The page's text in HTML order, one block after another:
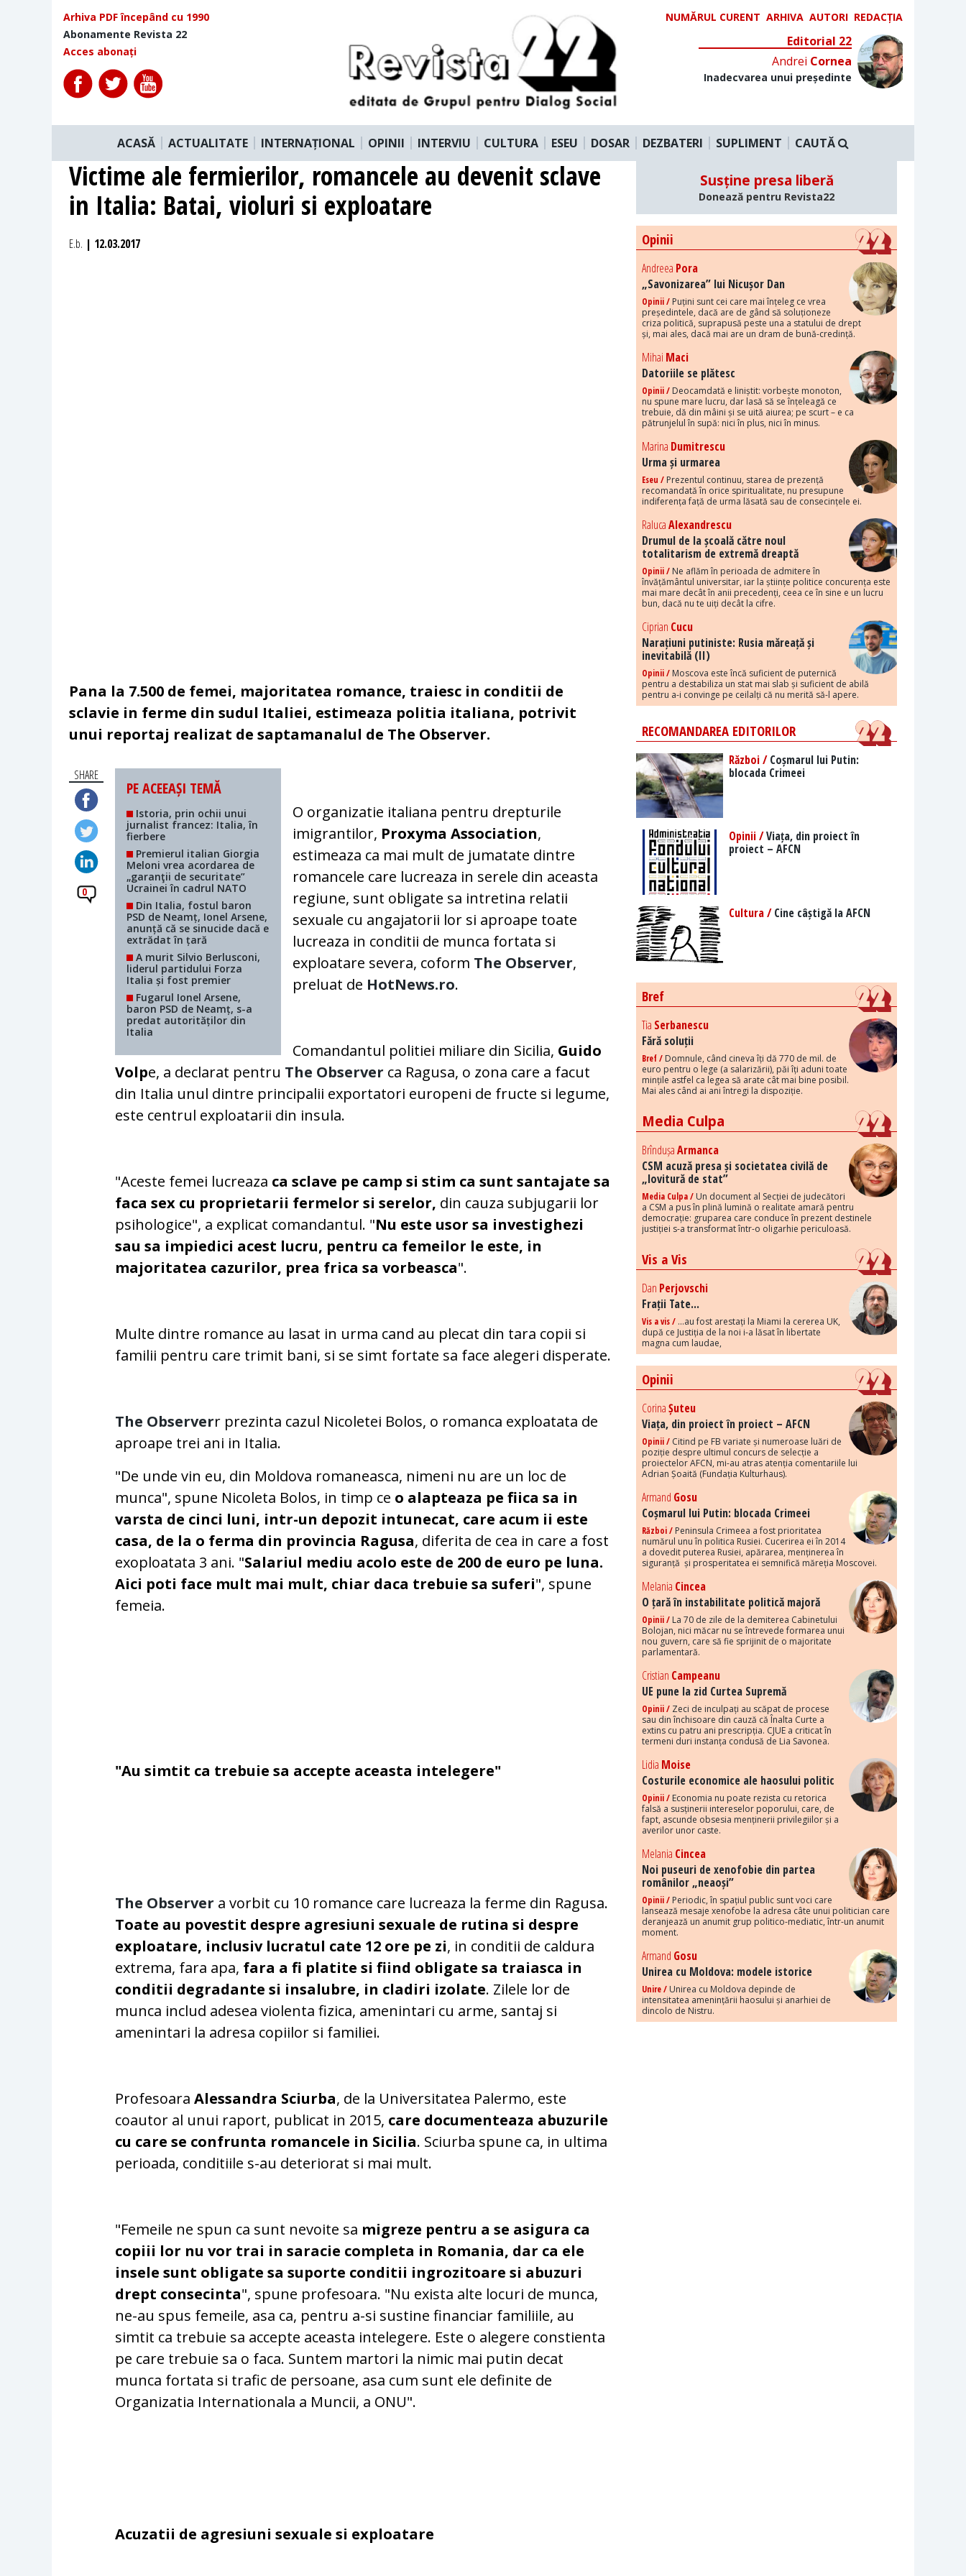
Arhiva PDF începând cu 1990
Abonamente Revista 22
Acces abonați
NUMĂRUL CURENT ARHIVA AUTORI REDACȚIA
Editorial 22
Andrei Cornea
Inadecvarea unui președinte
ACASĂ ACTUALITATE INTERNAȚIONAL OPINII INTERVIU CULTURA ESEU DOSAR DEZBATERI SUPLIMENT CAUTĂ
Victime ale fermierilor, romancele au devenit sclave
in Italia: Batai, violuri si exploatare
E.b. | 12.03.2017
Pana la 7.500 de femei, majoritatea romance, traiesc in conditii de
sclavie in ferme din sudul Italiei, estimeaza politia italiana, potrivit
unui reportaj realizat de saptamanalul de The Observer.
SHARE
0
PE ACEEAȘI TEMĂ
Istoria, prin ochii unui
jurnalist francez: Italia, în
fierbere
Premierul italian Giorgia
Meloni vrea acordarea de
„garanţii de securitate”
Ucrainei în cadrul NATO
Din Italia, fostul baron
PSD de Neamț, Ionel Arsene,
anunță că se sinucide dacă e
extrădat în țară
A murit Silvio Berlusconi,
liderul partidului Forza
Italia și fost premier
Fugarul Ionel Arsene,
baron PSD de Neamț, s-a
predat autorităților din
Italia
O organizatie italiana pentru drepturile
imigrantilor, Proxyma Association,
estimeaza ca mai mult de jumatate dintre
romancele care lucreaza in serele din aceasta
regiune, sunt obligate sa intretina relatii
sexuale cu angajatorii lor si aproape toate
lucreaza in conditii de munca fortata si
exploatare severa, coform The Observer,
preluat de HotNews.ro.
Comandantul politiei miliare din Sicilia, Guido
Volpe, a declarat pentru The Observer ca Ragusa, o zona care a facut
din Italia unul dintre principalii exportatori europeni de fructe si legume,
este centrul exploatarii din insula.
"Aceste femei lucreaza ca sclave pe camp si stim ca sunt santajate sa
faca sex cu proprietarii fermelor si serelor, din cauza subjugarii lor
psihologice", a explicat comandantul. "Nu este usor sa investighezi
sau sa impiedici acest lucru, pentru ca femeilor le este, in
majoritatea cazurilor, prea frica sa vorbeasca".
Multe dintre romance au lasat in urma cand au plecat din tara copii si
familii pentru care trimit bani, si se simt fortate sa face alegeri disperate.
The Observerr prezinta cazul Nicoletei Bolos, o romanca exploatata de
aproape trei ani in Italia.
"De unde vin eu, din Moldova romaneasca, nimeni nu are un loc de
munca", spune Nicoleta Bolos, in timp ce o alapteaza pe fiica sa in
varsta de cinci luni, intr-un depozit intunecat, care acum ii este
casa, de la o ferma din provincia Ragusa, diferita de cea in care a fost
exoploatata 3 ani. "Salariul mediu acolo este de 200 de euro pe luna.
Aici poti face mult mai mult, chiar daca trebuie sa suferi", spune
femeia.
"Au simtit ca trebuie sa accepte aceasta intelegere"
The Observer a vorbit cu 10 romance care lucreaza la ferme din Ragusa.
Toate au povestit despre agresiuni sexuale de rutina si despre
exploatare, inclusiv lucratul cate 12 ore pe zi, in conditii de caldura
extrema, fara apa, fara a fi platite si fiind obligate sa traiasca in
conditii degradante si insalubre, in cladiri izolate. Zilele lor de
munca includ adesea violenta fizica, amenintari cu arme, santaj si
amenintari la adresa copiilor si familiei.
ProfesoaraAlessandra Sciurba, de la Universitatea Palermo, este
coautor al unui raport, publicat in 2015, care documenteaza abuzurile
cu care se confrunta romancele in Sicilia. Sciurba spune ca, in ultima
perioada, conditiile s-au deteriorat si mai mult.
"Femeile ne spun ca sunt nevoite sa migreze pentru a se asigura ca
copiii lor nu vor trai in saracie completa in Romania, dar ca ele
insele sunt obligate sa suporte conditii ingrozitoare si abuzuri
drept consecinta", spune profesoara. "Nu exista alte locuri de munca,
ne-au spus femeile, asa ca, pentru a-si sustine financiar familiile, au
simtit ca trebuie sa accepte aceasta intelegere. Este o alegere constienta
pe care trebuie sa o faca. Suntem martori la nimic mai putin decat
munca fortata si trafic de persoane, asa cum sunt ele definite de
Organizatia Internationala a Muncii, a ONU".
Acuzatii de agresiuni sexuale si exploatare
Susține presa liberă
Donează pentru Revista22
Opinii
Andreea Pora
„Savonizarea” lui Nicușor Dan
Opinii / Puțini sunt cei care mai înțeleg ce vrea
președintele, dacă are de gând să soluționeze
criza politică, suprapusă peste una a statului de drept
și, mai ales, dacă mai are un dram de bună-credință.
Mihai Maci
Datoriile se plătesc
Opinii / Deocamdată e liniștit: vorbește monoton,
nu spune mare lucru, dar lasă să se înțeleagă ce
trebuie, dă din mâini și se uită aiurea; pe scurt – e ca
pătrunjelul în supă: nici în plus, nici în minus.
Marina Dumitrescu
Urma și urmarea
Eseu / Prezentul continuu, starea de prezență
recomandată în orice spiritualitate, nu presupune
indiferența față de urma lăsată sau de consecințele ei.
RalucaAlexandrescu
Drumul de la școală către noul
totalitarism de extremă dreaptă
Opinii / Ne aflăm în perioada de admitere în
învățământul universitar, iar la științe politice concurența este
mai mare decât în anii precedenți, ceea ce în sine e un lucru
bun, dacă nu te uiți decât la cifre.
Ciprian Cucu
Narațiuni putiniste: Rusia măreață și
inevitabilă (II)
Opinii / Moscova este încă suficient de puternică
pentru a destabiliza un stat mai slab și suficient de abilă
pentru a-i convinge pe ceilalți că nu merită să-l apere.
RECOMANDAREA EDITORILOR
Război /Coșmarul lui Putin:
blocada Crimeei
Opinii /Viața, din proiect în
proiect – AFCN
Cultura /Cine câștigă la AFCN
Bref
Tia Serbanescu
Fără soluții
Bref / Domnule, când cineva îți dă 770 de mil. de
euro pentru o lege (a salarizării), păi îți aduni toate
mințile astfel ca legea să arate cât mai bine posibil.
Mai ales când ai ani întregi la dispoziție.
Media Culpa
BrîndușaArmanca
CSM acuză presa și societatea civilă de
„lovitură de stat”
Media Culpa / Un document al Secției de judecători
a CSM a pus în plină lumină o realitate amară pentru
democrație: gruparea care conduce în prezent destinele
justiției s-a transformat într-o oligarhie periculoasă.
Vis a Vis
Dan Perjovschi
Frații Tate...
Vis a vis / ...au fost arestați la Miami la cererea UK,
după ce Justiția de la noi i-a lăsat în libertate
magna cum laudae,
Opinii
CorinaȘuteu
Viața, din proiect în proiect – AFCN
Opinii / Citind pe FB variate și numeroase luări de
poziție despre ultimul concurs de selecție a
proiectelor AFCN, mi-au atras atenția comentariile lui
Adrian Șoaită (Fundația Kulturhaus).
Armand Gosu
Coșmarul lui Putin: blocada Crimeei
Război / Peninsula Crimeea a fost prioritatea
numărul unu în politica Rusiei. Cucerirea ei în 2014
a dovedit puterea Rusiei, apărarea, menținerea în
siguranță și prosperitatea ei semnifică măreția Moscovei.
Melania Cincea
O țară în instabilitate politică majoră
Opinii / La 70 de zile de la demiterea Cabinetului
Bolojan, nici măcar nu se întrevede formarea unui
nou guvern, care să fie sprijinit de o majoritate
parlamentară.
Cristian Campeanu
UE pune la zid Curtea Supremă
Opinii / Zeci de inculpați au scăpat de procese
sau din închisoare din cauză că Înalta Curte a
extins cu patru ani prescripția. CJUE a criticat în
termeni duri instanța condusă de Lia Savonea.
Lidia Moise
Costurile economice ale haosului politic
Opinii / Economia nu poate rezista cu retorica
falsă a susținerii intereselor poporului, care, de
fapt, ascunde obsesia menținerii privilegiilor și a
averilor unor caste.
Melania Cincea
Noi puseuri de xenofobie din partea
românilor „neaoși”
Opinii / Periodic, în spațiul public sunt voci care
lansează mesaje xenofobe la adresa câte unui politician care
deranjează un anumit grup politico-mediatic, într-un anumit
moment.
Armand Gosu
Unirea cu Moldova: modele istorice
Unire / Unirea cu Moldova depinde de
intensitatea amenințării haosului și anarhiei de
dincolo de Nistru.